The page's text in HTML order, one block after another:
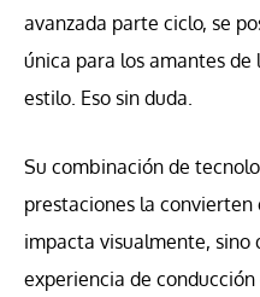
avanzada parte ciclo, se
única para los amantes
estilo. Eso sin duda.
Su combinación de
prestaciones la convierten
impacta visualmente, sino
experiencia de